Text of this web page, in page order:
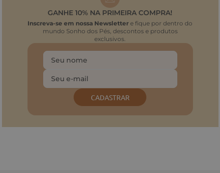
GANHE 10% NA PRIMEIRA COMPRA!
Inscreva-se em nossa Newsletter e fique por dentro do
mundo Sonho dos Pés, descontos e produtos
exclusivos.
CADASTRAR